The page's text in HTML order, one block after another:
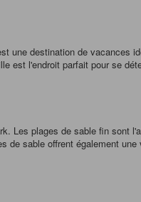
une destination de vacances
est l'endroit parfait pour se
Les plages de sable fin sont
de sable offrent également une